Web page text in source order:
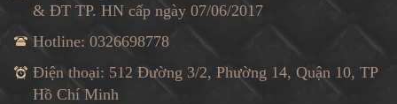
& ĐT TP. HN cấp ngày 07/06/2017
Hotline: 0326698778
Điện thoại: 512 Đường 3/2, Phường 14, Quận 10, TP
Hồ Chí Minh